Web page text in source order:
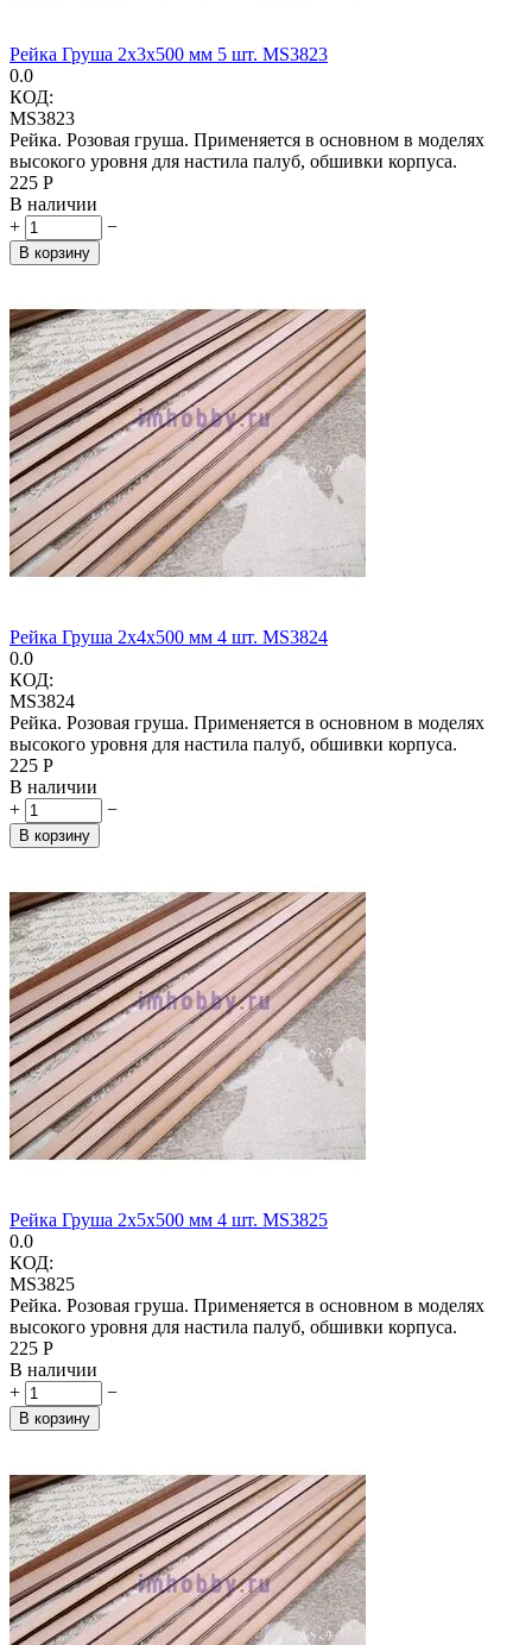
Рейка Груша 2х3х500 мм 5 шт. MS3823
0.0
КОД:
MS3823
Рейка. Розовая груша. Применяется в основном в моделях
высокого уровня для настила палуб, обшивки корпуса.
‍225‍ Р
В наличии
+
−
В корзину
Рейка Груша 2х4х500 мм 4 шт. MS3824
0.0
КОД:
MS3824
Рейка. Розовая груша. Применяется в основном в моделях
высокого уровня для настила палуб, обшивки корпуса.
‍225‍ Р
В наличии
+
−
В корзину
Рейка Груша 2х5х500 мм 4 шт. MS3825
0.0
КОД:
MS3825
Рейка. Розовая груша. Применяется в основном в моделях
высокого уровня для настила палуб, обшивки корпуса.
‍225‍ Р
В наличии
+
−
В корзину